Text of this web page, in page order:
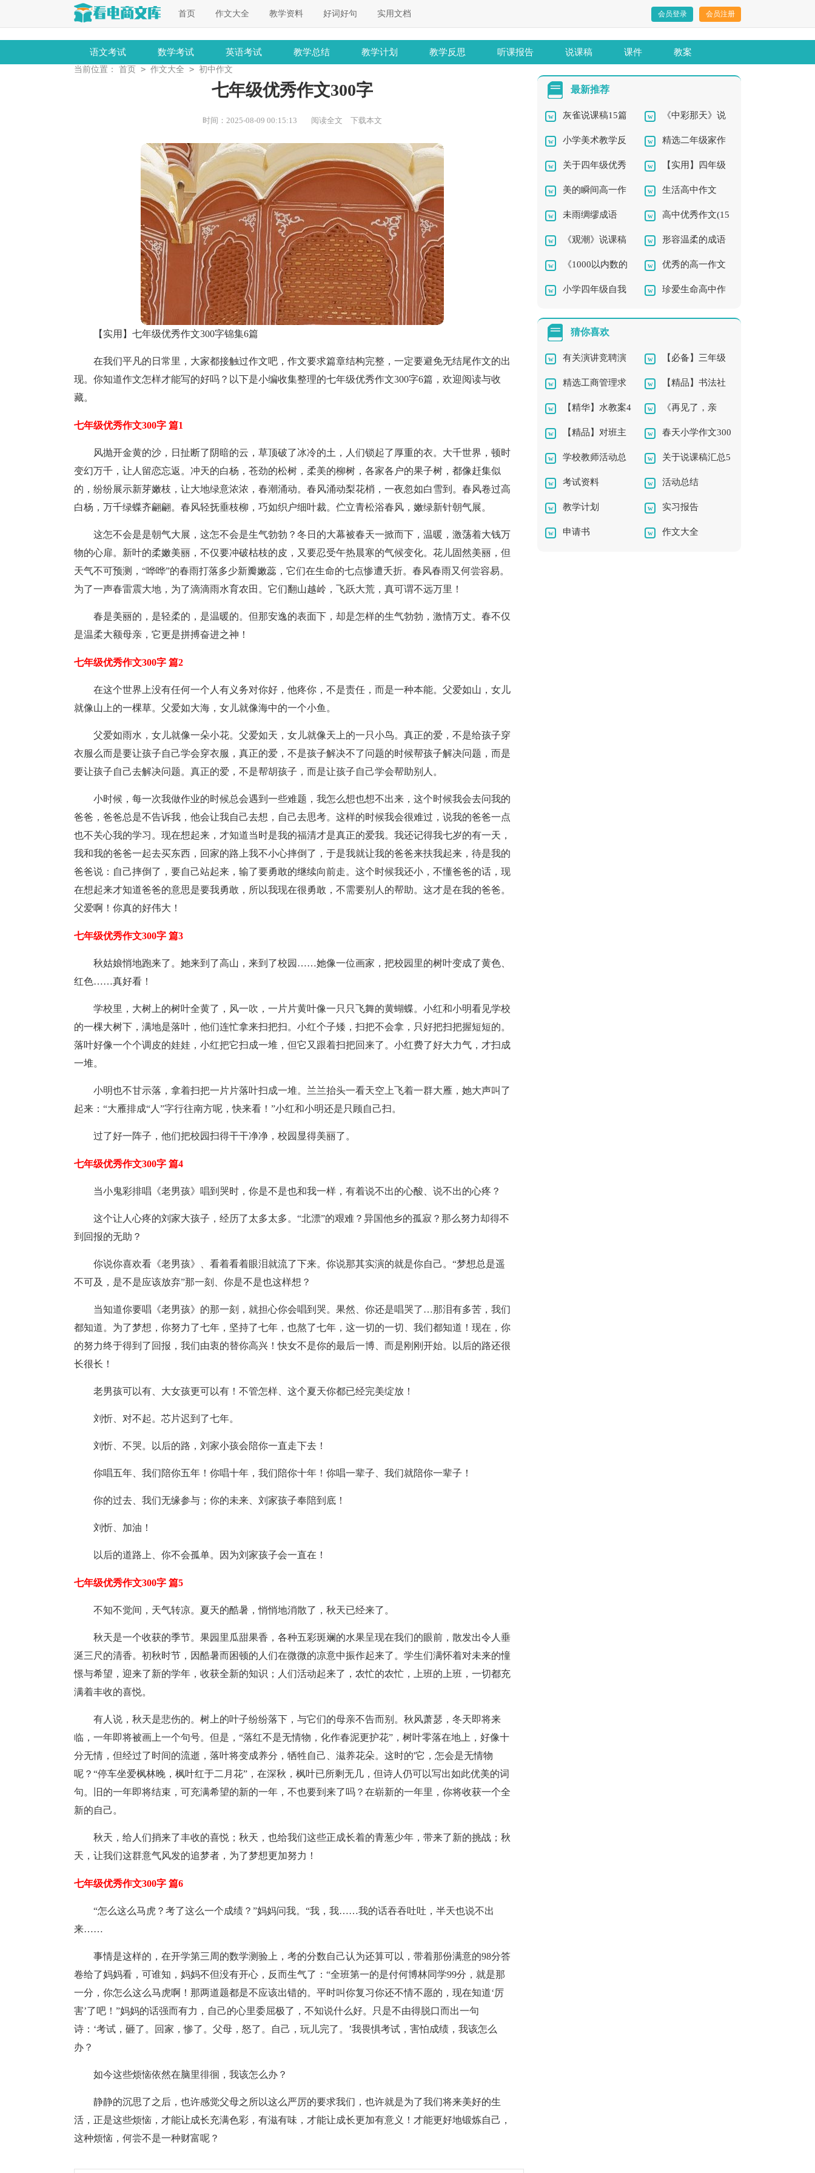
首页 作文大全 教学资料 好词好句 实用文档 会员登录 会员注册
语文考试 数学考试 英语考试 教学总结 教学计划 教学反思 听课报告 说课稿 课件 教案
当前位置： 首页 > 作文大全 > 初中作文
七年级优秀作文300字
时间：2025-08-09 00:15:13 阅读全文 下载本文
【实用】七年级优秀作文300字锦集6篇
在我们平凡的日常里，大家都接触过作文吧，作文要求篇章结构完整，一定要避免无结尾作文的出
现。你知道作文怎样才能写的好吗？以下是小编收集整理的七年级优秀作文300字6篇，欢迎阅读与收
藏。
七年级优秀作文300字 篇1
风抛开金黄的沙，日扯断了阴暗的云，草顶破了冰冷的土，人们锁起了厚重的衣。大千世界，顿时
变幻万千，让人留恋忘返。冲天的白杨，苍劲的松树，柔美的柳树，各家各户的果子树，都像赶集似
的，纷纷展示新芽嫩枝，让大地绿意浓浓，春潮涌动。春风涌动梨花梢，一夜忽如白雪到。春风卷过高
白杨，万千绿蝶齐翩翩。春风轻抚垂枝柳，巧如织户细叶裁。伫立青松浴春风，嫩绿新针朝气展。
这怎不会是是朝气大展，这怎不会是生气勃勃？冬日的大幕被春天一掀而下，温暖，激荡着大钱万
物的心扉。新叶的柔嫩美丽，不仅要冲破枯枝的皮，又要忍受午热晨寒的气候变化。花儿固然美丽，但
天气不可预测，“哗哗”的春雨打落多少新瓣嫩蕊，它们在生命的七点惨遭夭折。春风春雨又何尝容易。
为了一声春雷震大地，为了滴滴雨水育农田。它们翻山越岭，飞跃大荒，真可谓不远万里！
春是美丽的，是轻柔的，是温暖的。但那安逸的表面下，却是怎样的生气勃勃，激情万丈。春不仅
是温柔大额母亲，它更是拼搏奋进之神！
七年级优秀作文300字 篇2
在这个世界上没有任何一个人有义务对你好，他疼你，不是责任，而是一种本能。父爱如山，女儿
就像山上的一棵草。父爱如大海，女儿就像海中的一个小鱼。
父爱如雨水，女儿就像一朵小花。父爱如天，女儿就像天上的一只小鸟。真正的爱，不是给孩子穿
衣服么而是要让孩子自己学会穿衣服，真正的爱，不是孩子解决不了问题的时候帮孩子解决问题，而是
要让孩子自己去解决问题。真正的爱，不是帮胡孩子，而是让孩子自己学会帮助别人。
小时候，每一次我做作业的时候总会遇到一些难题，我怎么想也想不出来，这个时候我会去问我的
爸爸，爸爸总是不告诉我，他会让我自己去想，自己去思考。这样的时候我会很难过，说我的爸爸一点
也不关心我的学习。现在想起来，才知道当时是我的福清才是真正的爱我。我还记得我七岁的有一天，
我和我的爸爸一起去买东西，回家的路上我不小心摔倒了，于是我就让我的爸爸来扶我起来，待是我的
爸爸说：自己摔倒了，要自己站起来，输了要勇敢的继续向前走。这个时候我还小，不懂爸爸的话，现
在想起来才知道爸爸的意思是要我勇敢，所以我现在很勇敢，不需要别人的帮助。这才是在我的爸爸。
父爱啊！你真的好伟大！
七年级优秀作文300字 篇3
秋姑娘悄地跑来了。她来到了高山，来到了校园……她像一位画家，把校园里的树叶变成了黄色、
红色……真好看！
学校里，大树上的树叶全黄了，风一吹，一片片黄叶像一只只飞舞的黄蝴蝶。小红和小明看见学校
的一棵大树下，满地是落叶，他们连忙拿来扫把扫。小红个子矮，扫把不会拿，只好把扫把握短短的。
落叶好像一个个调皮的娃娃，小红把它扫成一堆，但它又跟着扫把回来了。小红费了好大力气，才扫成
一堆。
小明也不甘示落，拿着扫把一片片落叶扫成一堆。兰兰抬头一看天空上飞着一群大雁，她大声叫了
起来：“大雁排成“人”字行往南方呢，快来看！”小红和小明还是只顾自己扫。
过了好一阵子，他们把校园扫得干干净净，校园显得美丽了。
七年级优秀作文300字 篇4
当小鬼彩排唱《老男孩》唱到哭时，你是不是也和我一样，有着说不出的心酸、说不出的心疼？
这个让人心疼的刘家大孩子，经历了太多太多。“北漂”的艰难？异国他乡的孤寂？那么努力却得不
到回报的无助？
你说你喜欢看《老男孩》、看着看着眼泪就流了下来。你说那其实演的就是你自己。“梦想总是遥
不可及，是不是应该放弃”那一刻、你是不是也这样想？
当知道你要唱《老男孩》的那一刻，就担心你会唱到哭。果然、你还是唱哭了…那泪有多苦，我们
都知道。为了梦想，你努力了七年，坚持了七年，也熬了七年，这一切的一切、我们都知道！现在，你
的努力终于得到了回报，我们由衷的替你高兴！快女不是你的最后一博、而是刚刚开始。以后的路还很
长很长！
老男孩可以有、大女孩更可以有！不管怎样、这个夏天你都已经完美绽放！
刘忻、对不起。芯片迟到了七年。
刘忻、不哭。以后的路，刘家小孩会陪你一直走下去！
你唱五年、我们陪你五年！你唱十年，我们陪你十年！你唱一辈子、我们就陪你一辈子！
你的过去、我们无缘参与；你的未来、刘家孩子奉陪到底！
刘忻、加油！
以后的道路上、你不会孤单。因为刘家孩子会一直在！
七年级优秀作文300字 篇5
不知不觉间，天气转凉。夏天的酷暑，悄悄地消散了，秋天已经来了。
秋天是一个收获的季节。果园里瓜甜果香，各种五彩斑斓的水果呈现在我们的眼前，散发出令人垂
涎三尺的清香。初秋时节，因酷暑而困顿的人们在微微的凉意中振作起来了。学生们满怀着对未来的憧
憬与希望，迎来了新的学年，收获全新的知识；人们活动起来了，农忙的农忙，上班的上班，一切都充
满着丰收的喜悦。
有人说，秋天是悲伤的。树上的叶子纷纷落下，与它们的母亲不告而别。秋风萧瑟，冬天即将来
临，一年即将被画上一个句号。但是，“落红不是无情物，化作春泥更护花”，树叶零落在地上，好像十
分无情，但经过了时间的流逝，落叶将变成养分，牺牲自己、滋养花朵。这时的'它，怎会是无情物
呢？“停车坐爱枫林晚，枫叶红于二月花”，在深秋，枫叶已所剩无几，但诗人仍可以写出如此优美的词
句。旧的一年即将结束，可充满希望的新的一年，不也要到来了吗？在崭新的一年里，你将收获一个全
新的自己。
秋天，给人们捎来了丰收的喜悦；秋天，也给我们这些正成长着的青葱少年，带来了新的挑战；秋
天，让我们这群意气风发的追梦者，为了梦想更加努力！
七年级优秀作文300字 篇6
“怎么这么马虎？考了这么一个成绩？”妈妈问我。“我，我……我的话吞吞吐吐，半天也说不出
来……
事情是这样的，在开学第三周的数学测验上，考的分数自己认为还算可以，带着那份满意的98分答
卷给了妈妈看，可谁知，妈妈不但没有开心，反而生气了：“全班第一的是付何博林同学99分，就是那
一分，你怎么这么马虎啊！那两道题都是不应该出错的。平时叫你复习你还不情不愿的，现在知道‘厉
害’了吧！”妈妈的话强而有力，自己的心里委屈极了，不知说什么好。只是不由得脱口而出一句
诗：‘考试，砸了。回家，惨了。父母，怒了。自己，玩儿完了。’我畏惧考试，害怕成绩，我该怎么
办？
如今这些烦恼依然在脑里徘徊，我该怎么办？
静静的沉思了之后，也许感觉父母之所以这么严厉的要求我们，也许就是为了我们将来美好的生
活，正是这些烦恼，才能让成长充满色彩，有滋有味，才能让成长更加有意义！才能更好地锻炼自己，
这种烦恼，何尝不是一种财富呢？
最新推荐
灰雀说课稿15篇 《中彩那天》说
课稿(15篇)
小学美术教学反
思15篇
精选二年级家作
文300字三篇
关于四年级优秀
作文四篇
【实用】四年级
妈妈作文汇编七篇
美的瞬间高一作
文
生活高中作文
未雨绸缪成语 高中优秀作文(15
篇)
《观潮》说课稿 形容温柔的成语
《1000以内数的
认识》说课稿
优秀的高一作文
小学四年级自我 珍爱生命高中作
猜你喜欢
有关演讲竞聘演
讲稿模板集合五篇
【必备】三年级
的作文300字合集5篇
精选工商管理求
职信3篇
【精品】书法社
团及活动总结三篇
【精华】水教案4
篇
《再见了，亲
人》教学反思
【精品】对班主
任的工作计划汇编八
篇
春天小学作文300
字三篇
学校教师活动总
结3篇
关于说课稿汇总5
篇
考试资料 活动总结
教学计划 实习报告
申请书 作文大全